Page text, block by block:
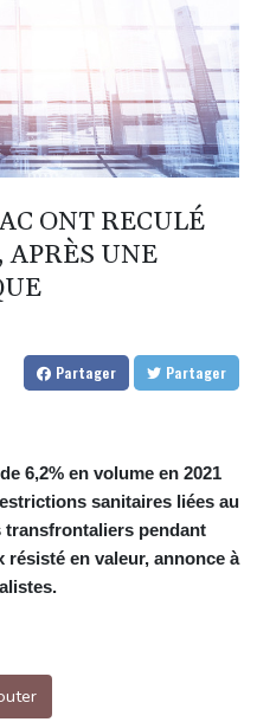
Sports au profit de DAZN et
à Assise
balistique en direction de la
coréenne
de l'autonomie et menace
l'île
forcés à des sacrifices
ONT RECULÉ
APRÈS UNE
Partager Partager
6,2% en volume en 2021
sanitaires liées au
transfrontaliers pendant
en valeur, annonce à